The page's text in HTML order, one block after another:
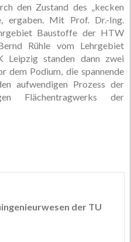
den Zustand des „kecken
ergaben. Mit Prof. Dr.-Ing.
Baustoffe der HTW
Rühle vom Lehrgebiet
Leipzig standen dann zwei
dem Podium, die spannende
aufwendigen Prozess der
Flächentragwerks der
der TU